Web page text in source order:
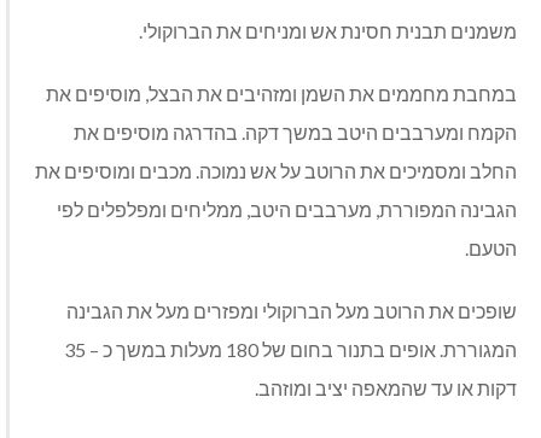
משמנים תבנית חסינת אש ומניחים את הברוקולי.
במחבת מחממים את השמן ומזהיבים את הבצל, מוסיפים את
הקמח ומערבבים היטב במשך דקה. בהדרגה מוסיפים את
החלב ומסמיכים את הרוטב על אש נמוכה. מכבים ומוסיפים את
הגבינה המפוררת, מערבבים היטב, ממליחים ומפלפלים לפי
הטעם.
שופכים את הרוטב מעל הברוקולי ומפזרים מעל את הגבינה
המגוררת. אופים בתנור בחום של 180 מעלות במשך כ – 35
דקות או עד שהמאפה יציב ומוזהב.